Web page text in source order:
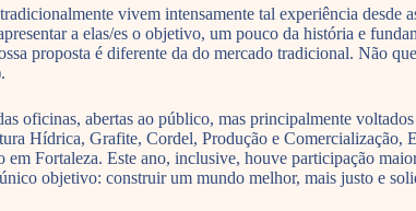
vivem intensamente tal experiência
a elas/es o objetivo, um pouco da história e
proposta é diferente da do mercado tradicional. Não
oficinas, abertas ao público, mas principalmente
Hídrica, Grafite, Cordel, Produção e Comercialização,
Fortaleza. Este ano, inclusive, houve participação
objetivo: construir um mundo melhor, mais justo e